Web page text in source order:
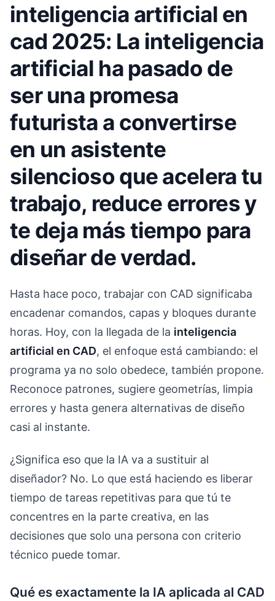
inteligencia artificial en
cad 2025: La inteligencia
artificial ha pasado de
ser una promesa
futurista a convertirse
en un asistente
silencioso que acelera tu
trabajo, reduce errores y
te deja más tiempo para
diseñar de verdad.
Hasta hace poco, trabajar con CAD significaba
encadenar comandos, capas y bloques durante
horas. Hoy, con la llegada de la inteligencia
artificial en CAD, el enfoque está cambiando: el
programa ya no solo obedece, también propone.
Reconoce patrones, sugiere geometrías, limpia
errores y hasta genera alternativas de diseño
casi al instante.
¿Significa eso que la IA va a sustituir al
diseñador? No. Lo que está haciendo es liberar
tiempo de tareas repetitivas para que tú te
concentres en la parte creativa, en las
decisiones que solo una persona con criterio
técnico puede tomar.
Qué es exactamente la IA aplicada al CAD